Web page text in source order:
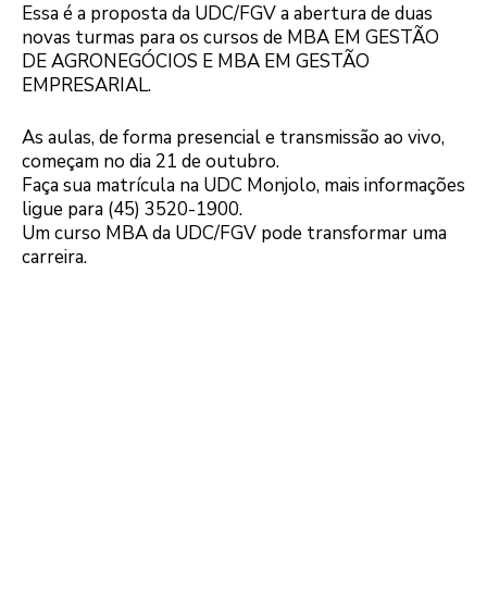
Essa é a proposta da UDC/FGV a abertura de duas
novas turmas para os cursos de MBA EM GESTÃO
DE AGRONEGÓCIOS E MBA EM GESTÃO
EMPRESARIAL.
As aulas, de forma presencial e transmissão ao vivo,
começam no dia 21 de outubro.
Faça sua matrícula na UDC Monjolo, mais informações
ligue para (45) 3520-1900.
Um curso MBA da UDC/FGV pode transformar uma
carreira.